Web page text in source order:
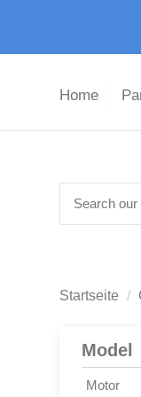
Home
Startseite
Model
Motor